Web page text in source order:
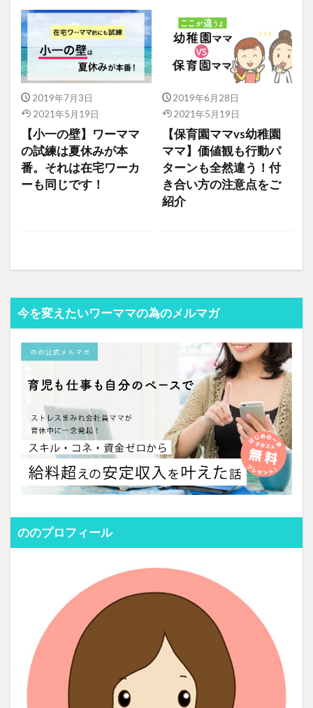
2019年7月3日
2021年5月19日
【小一の壁】ワーママ
の試練は夏休みが本
番。それは在宅ワーカ
ーも同じです！
2019年6月28日
2021年5月19日
【保育園ママvs幼稚園
ママ】価値観も行動パ
ターンも全然違う！付
き合い方の注意点をご
紹介
今を変えたいワーママの為のメルマガ
ののプロフィール